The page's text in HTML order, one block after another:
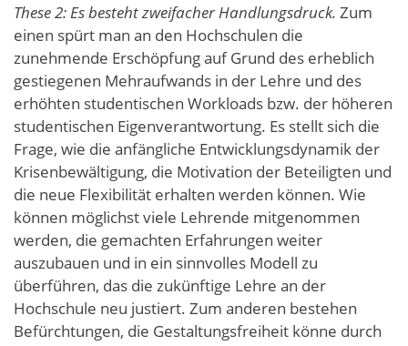
These 2: Es besteht zweifacher Handlungsdruck. Zum
einen spürt man an den Hochschulen die
zunehmende Erschöpfung auf Grund des erheblich
gestiegenen Mehraufwands in der Lehre und des
erhöhten studentischen Workloads bzw. der höheren
studentischen Eigenverantwortung. Es stellt sich die
Frage, wie die anfängliche Entwicklungsdynamik der
Krisenbewältigung, die Motivation der Beteiligten und
die neue Flexibilität erhalten werden können. Wie
können möglichst viele Lehrende mitgenommen
werden, die gemachten Erfahrungen weiter
auszubauen und in ein sinnvolles Modell zu
überführen, das die zukünftige Lehre an der
Hochschule neu justiert. Zum anderen bestehen
Befürchtungen, die Gestaltungsfreiheit könne durch